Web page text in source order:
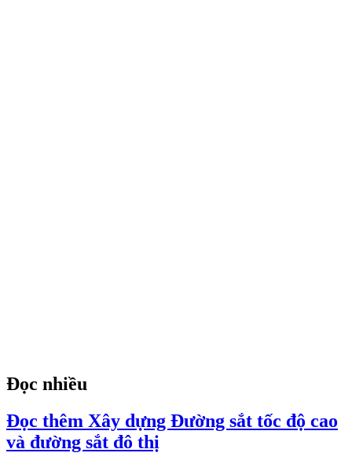
Đọc nhiều
Đọc thêm Xây dựng Đường sắt tốc độ cao
và đường sắt đô thị